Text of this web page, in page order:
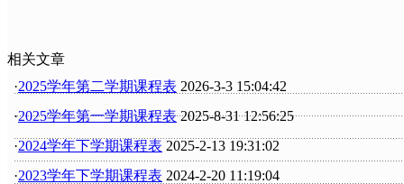
相关文章
·2025学年第二学期课程表 2026-3-3 15:04:42
·2025学年第一学期课程表2025-8-31 12:56:25
·2024学年下学期课程表 2025-2-13 19:31:02
·2023学年下学期课程表 2024-2-20 11:19:04